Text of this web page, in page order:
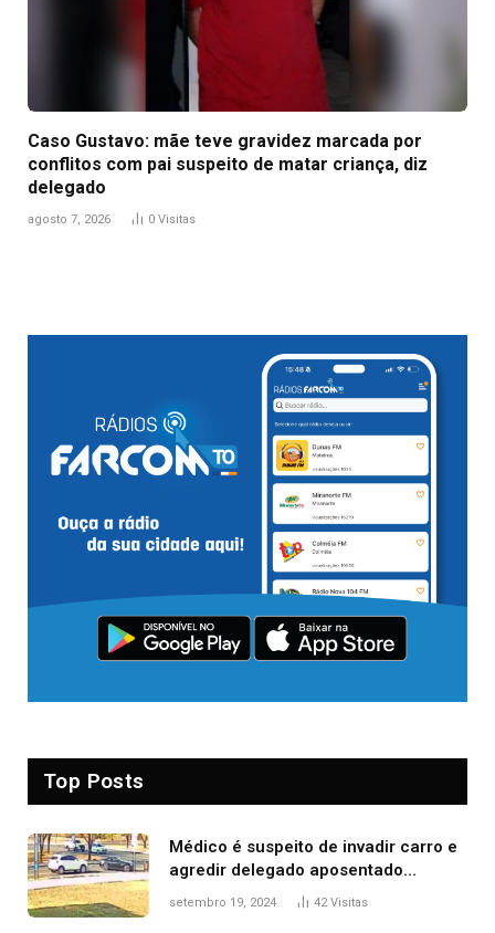
Caso Gustavo: mãe teve gravidez marcada por
conflitos com pai suspeito de matar criança, diz
delegado
agosto 7, 2026 0 Visitas
Top Posts
Médico é suspeito de invadir carro e
agredir delegado aposentado
durante confusão no trânsito
setembro 19, 2024 42Visitas